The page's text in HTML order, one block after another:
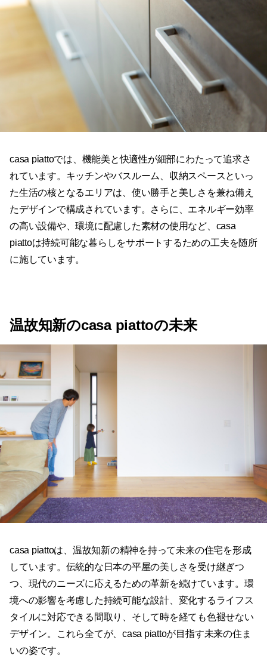
casa piattoでは、機能美と快適性が細部にわたって追求さ
れています。キッチンやバスルーム、収納スペースといっ
た生活の核となるエリアは、使い勝手と美しさを兼ね備え
たデザインで構成されています。さらに、エネルギー効率
の高い設備や、環境に配慮した素材の使用など、casa
piattoは持続可能な暮らしをサポートするための工夫を随所
に施しています。
温故知新のcasa piattoの未来
casa piattoは、温故知新の精神を持って未来の住宅を形成
しています。伝統的な日本の平屋の美しさを受け継ぎつ
つ、現代のニーズに応えるための革新を続けています。環
境への影響を考慮した持続可能な設計、変化するライフス
タイルに対応できる間取り、そして時を経ても色褪せない
デザイン。これら全てが、casa piattoが目指す未来の住ま
いの姿です。